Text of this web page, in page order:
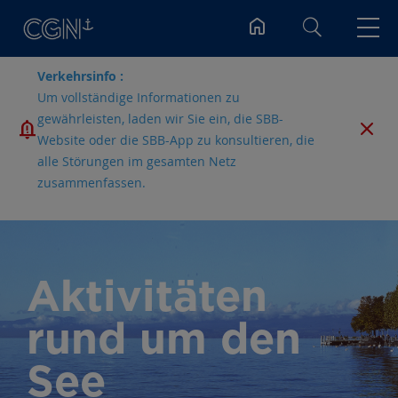
Verkehrsinfo :
Um vollständige Informationen zu
gewährleisten, laden wir Sie ein, die SBB-
Website oder die SBB-App zu konsultieren, die
alle Störungen im gesamten Netz
zusammenfassen.
Aktivitäten
rund um den
See